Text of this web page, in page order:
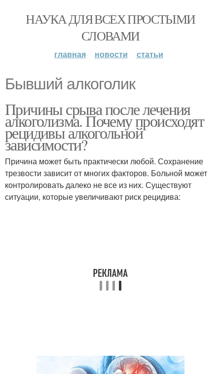
НАУКА ДЛЯ ВСЕХ ПРОСТЫМИ
СЛОВАМИ
главная новости статьи
Бывший алкоголик
Причины срыва после лечения
алкоголизма. Почему происходят
рецидивы алкогольной
зависимости?
Причина может быть практически любой. Сохранение
трезвости зависит от многих факторов. Больной может
контролировать далеко не все из них. Существуют
ситуации, которые увеличивают риск рецидива: